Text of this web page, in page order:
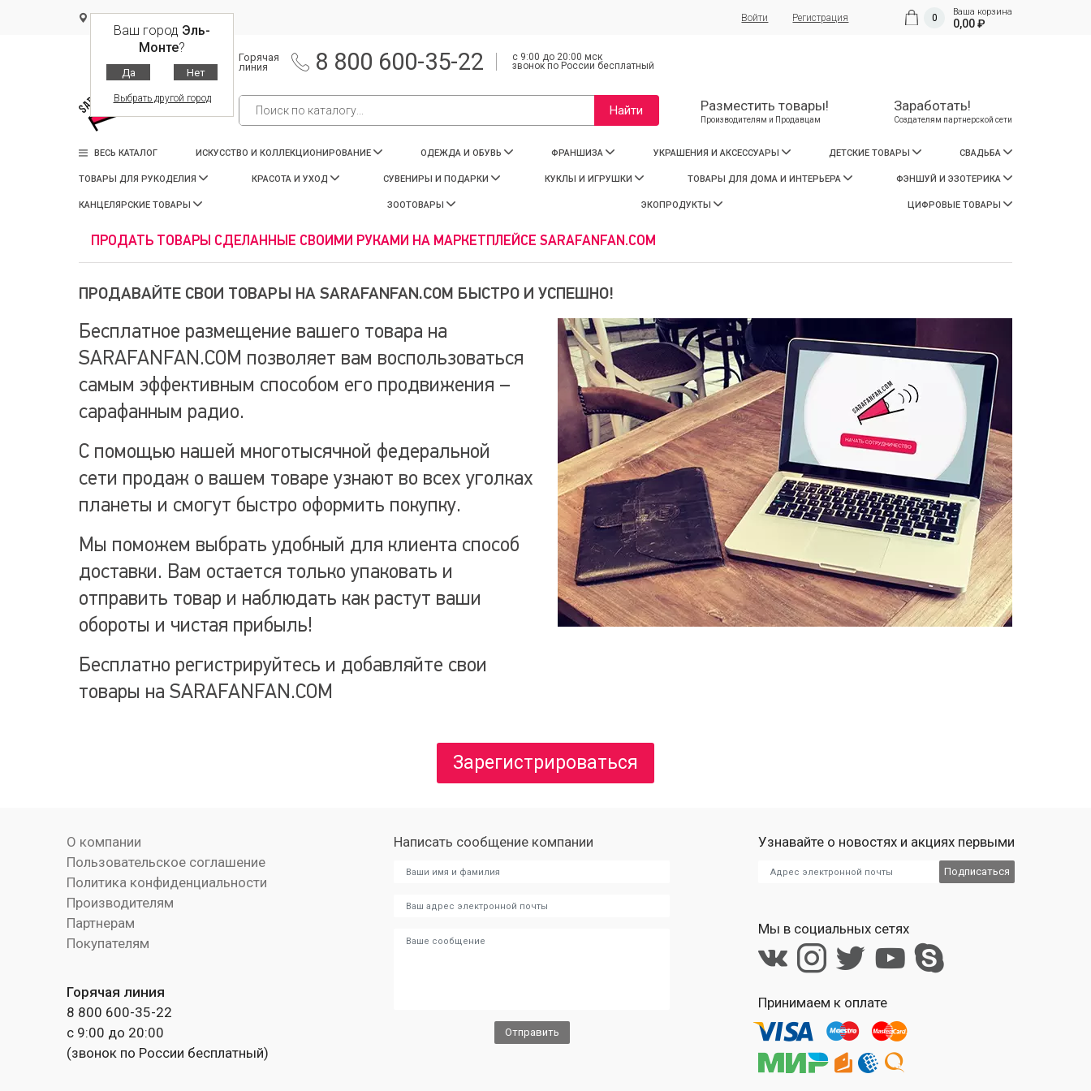
Ваш город Эль-
Монте?
Да Нет
Выбрать другой город
Войти Регистрация 0
Ваша корзина
0,00 ₽
Горячая
линия
8 800 600-35-22 с 9:00 до 20:00 мск
звонок по России бесплатный
Найти Разместить товары!
Производителям и Продавцам
Заработать!
Создателям партнерской сети
ВЕСЬ КАТАЛОГ ИСКУССТВО И КОЛЛЕКЦИОНИРОВАНИЕ ОДЕЖДА И ОБУВЬ ФРАНШИЗА УКРАШЕНИЯ И АКСЕССУАРЫ ДЕТСКИЕ ТОВАРЫ СВАДЬБА
ТОВАРЫ ДЛЯ РУКОДЕЛИЯ КРАСОТА И УХОД СУВЕНИРЫ И ПОДАРКИ КУКЛЫ И ИГРУШКИ ТОВАРЫ ДЛЯ ДОМА И ИНТЕРЬЕРА ФЭНШУЙ И ЭЗОТЕРИКА
КАНЦЕЛЯРСКИЕ ТОВАРЫ ЗООТОВАРЫ ЭКОПРОДУКТЫ ЦИФРОВЫЕ ТОВАРЫ
ПРОДАТЬ ТОВАРЫ СДЕЛАННЫЕ СВОИМИ РУКАМИ НА МАРКЕТПЛЕЙСЕ SARAFANFAN.COM
ПРОДАВАЙТЕ СВОИ ТОВАРЫ НА SARAFANFAN.COM БЫСТРО И УСПЕШНО!
Бесплатное размещение вашего товара на
SARAFANFAN.COM позволяет вам воспользоваться
самым эффективным способом его продвижения –
сарафанным радио.
С помощью нашей многотысячной федеральной
сети продаж о вашем товаре узнают во всех уголках
планеты и смогут быстро оформить покупку.
Мы поможем выбрать удобный для клиента способ
доставки. Вам остается только упаковать и
отправить товар и наблюдать как растут ваши
обороты и чистая прибыль!
Бесплатно регистрируйтесь и добавляйте свои
товары на SARAFANFAN.COM
Зарегистрироваться
О компании
Пользовательское соглашение
Политика конфиденциальности
Производителям
Партнерам
Покупателям
Горячая линия
8 800 600-35-22
с 9:00 до 20:00
(звонок по России бесплатный)
Написать сообщение компании Узнавайте о новостях и акциях первыми
Мы в социальных сетях
Принимаем к оплате